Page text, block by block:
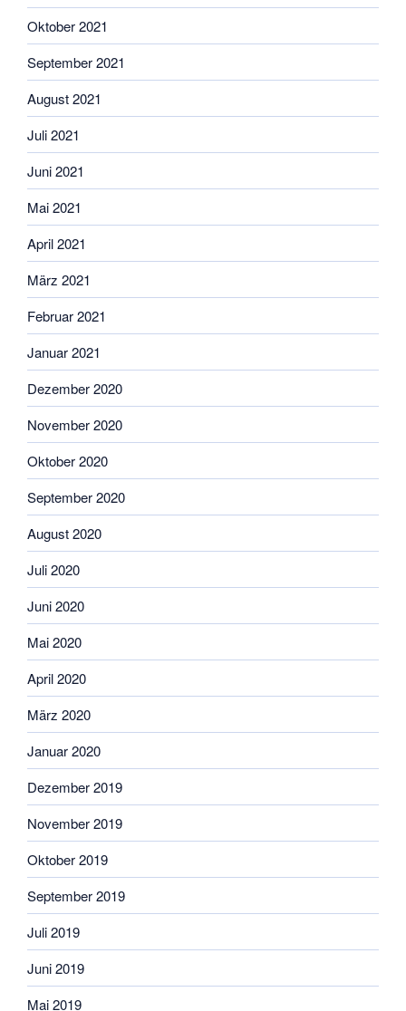
Oktober 2021
September 2021
August 2021
Juli 2021
Juni 2021
Mai 2021
April 2021
März 2021
Februar 2021
Januar 2021
Dezember 2020
November 2020
Oktober 2020
September 2020
August 2020
Juli 2020
Juni 2020
Mai 2020
April 2020
März 2020
Januar 2020
Dezember 2019
November 2019
Oktober 2019
September 2019
Juli 2019
Juni 2019
Mai 2019